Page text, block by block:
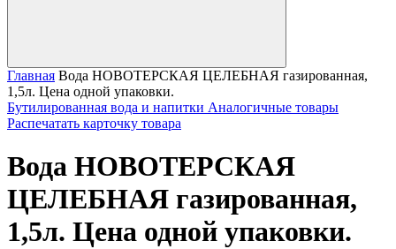
Главная Вода НОВОТЕРСКАЯ ЦЕЛЕБНАЯ газированная,
1,5л. Цена одной упаковки.
Бутилированная вода и напитки Аналогичные товары
Распечатать карточку товара
Вода НОВОТЕРСКАЯ
ЦЕЛЕБНАЯ газированная,
1,5л. Цена одной упаковки.